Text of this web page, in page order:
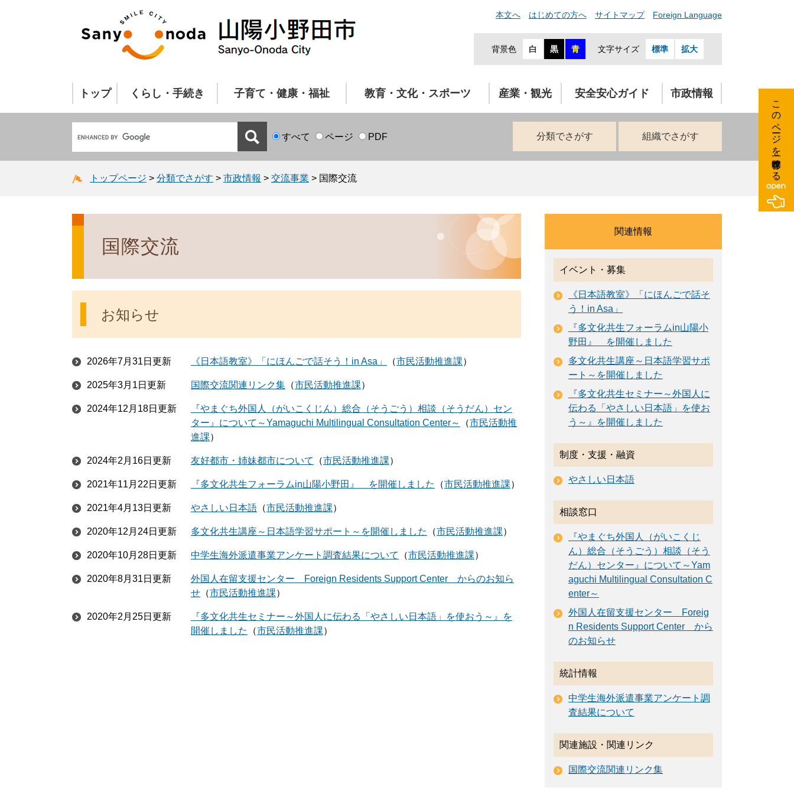
本文へ はじめての方へ サイトマップ Foreign Language
背景色 白 黒 青 文字サイズ 標準 拡大
トップ くらし・手続き 子育て・健康・福祉 教育・文化・スポーツ 産業・観光 安全安心ガイド 市政情報
すべて ページ PDF 分類でさがす 組織でさがす
トップページ > 分類でさがす > 市政情報 > 交流事業 > 国際交流
国際交流
お知らせ
2026年7月31日更新 《日本語教室》「にほんごで話そう！in Asa」 市民活動推進課
2025年3月1日更新 国際交流関連リンク集 市民活動推進課
2024年12月18日更新
『やまぐち外国人（がいこくじん）総合（そうごう）相談（そうだん）セン
ター』について～Yamaguchi Multilingual Consultation Center～
市民活動推
進課
2024年2月16日更新 友好都市・姉妹都市について 市民活動推進課
2021年11月22日更新 『多文化共生フォーラムin山陽小野田』 を開催しました 市民活動推進課
2021年4月13日更新 やさしい日本語 市民活動推進課
2020年12月24日更新 多文化共生講座～日本語学習サポート～を開催しました 市民活動推進課
2020年10月28日更新 中学生海外派遣事業アンケート調査結果について 市民活動推進課
2020年8月31日更新
外国人在留支援センター Foreign Residents Support Center からのお知ら
せ
市民活動推進課
2020年2月25日更新
『多文化共生セミナー～外国人に伝わる「やさしい日本語」を使おう～』を
開催しました
市民活動推進課
関連情報
イベント・募集
《日本語教室》「にほんごで話そ
う！in Asa」
『多文化共生フォーラムin山陽小
野田』 を開催しました
多文化共生講座～日本語学習サポ
ート～を開催しました
『多文化共生セミナー～外国人に
伝わる「やさしい日本語」を使お
う～』を開催しました
制度・支援・融資
やさしい日本語
相談窓口
『やまぐち外国人（がいこくじ
ん）総合（そうごう）相談（そう
だん）センター』について～Yam
aguchi Multilingual Consultation C
enter～
外国人在留支援センター Foreig
n Residents Support Center から
のお知らせ
統計情報
中学生海外派遣事業アンケート調
査結果について
関連施設・関連リンク
国際交流関連リンク集
このページを一時保存する